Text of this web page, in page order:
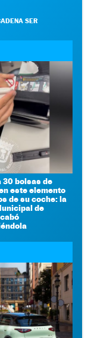
SER
30 bolsas de
este elemento
de su coche: la
de